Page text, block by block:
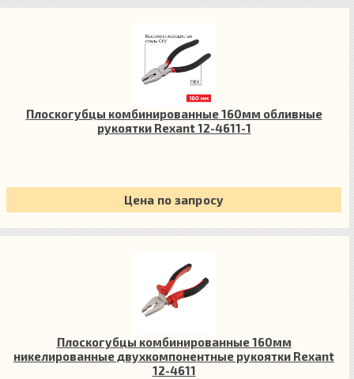
Плоскогубцы комбинированные 160мм обливные
рукоятки Rexant 12-4611-1
Цена по запросу
Плоскогубцы комбинированные 160мм
никелированные двухкомпонентные рукоятки Rexant
12-4611